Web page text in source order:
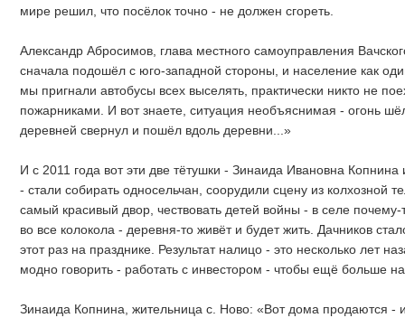
мире решил, что посёлок точно - не должен сгореть.
Александр Абросимов, глава местного самоуправления
сначала подошёл с юго-западной стороны, и население как
мы пригнали автобусы всех выселять, практически никто не
пожарниками. И вот знаете, ситуация необъяснимая - огонь
деревней свернул и пошёл вдоль деревни...»
И с 2011 года вот эти две тётушки - Зинаида Ивановна
- стали собирать односельчан, соорудили сцену из колхозной
самый красивый двор, чествовать детей войны - в селе почему-
во все колокола - деревня-то живёт и будет жить. Дачников
этот раз на празднике. Результат налицо - это несколько лет
модно говорить - работать с инвестором - чтобы ещё больше
Зинаида Копнина, жительница с. Ново: «Вот дома продаются -